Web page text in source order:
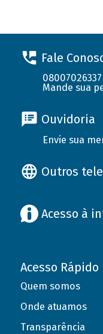
Fale
08007026337
Mande sua
Ouvidoria
Envie sua
Outros
Acesso à
Acesso Rápido
Quem somos
Onde atuamos
Transparência